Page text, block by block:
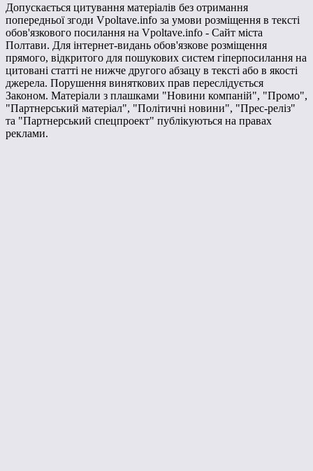
Допускається цитування матеріалів без отримання
попередньої згоди Vpoltave.info за умови розміщення в тексті
обов'язкового посилання на Vpoltave.info - Сайт міста
Полтави. Для інтернет-видань обов'язкове розміщення
прямого, відкритого для пошукових систем гіперпосилання на
цитовані статті не нижче другого абзацу в тексті або в якості
джерела. Порушення виняткових прав переслідується
Законом. Матеріали з плашками "Новини компаній", "Промо",
"Партнерський матеріал", "Політичні новини", "Прес-реліз"
та "Партнерський спецпроект" публікуються на правах
реклами.